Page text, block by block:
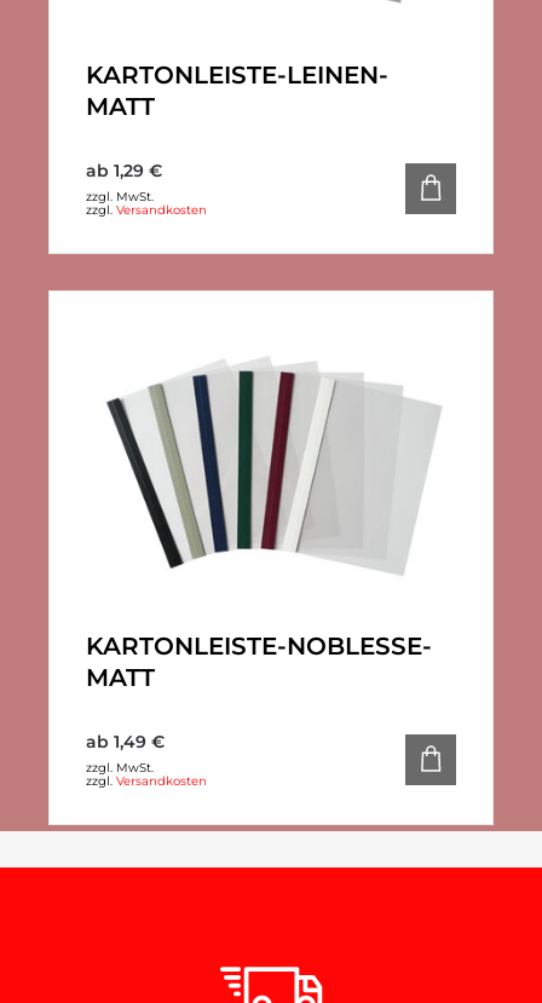
KARTONLEISTE-LEINEN-
MATT
ab 1,29 €
zzgl. MwSt.
zzgl. Versandkosten
KARTONLEISTE-NOBLESSE-
MATT
ab 1,49 €
zzgl. MwSt.
zzgl. Versandkosten